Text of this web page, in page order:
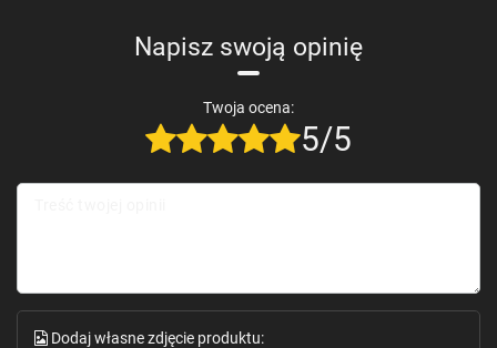
Napisz swoją opinię
Twoja ocena:
5/5
Dodaj własne zdjęcie produktu: